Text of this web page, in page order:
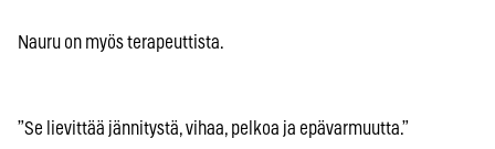
Nauru on myös terapeuttista.
”Se lievittää jännitystä, vihaa, pelkoa ja epävarmuutta.”